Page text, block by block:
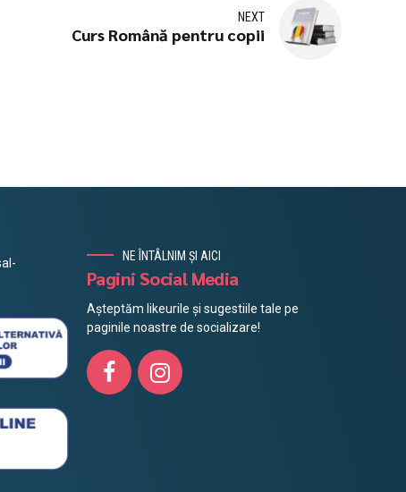
NEXT
Curs Română pentru copii
NE ÎNTÂLNIM ȘI AICI
Pagini Social Media
Așteptăm likeurile și sugestiile tale pe
paginile noastre de socializare!